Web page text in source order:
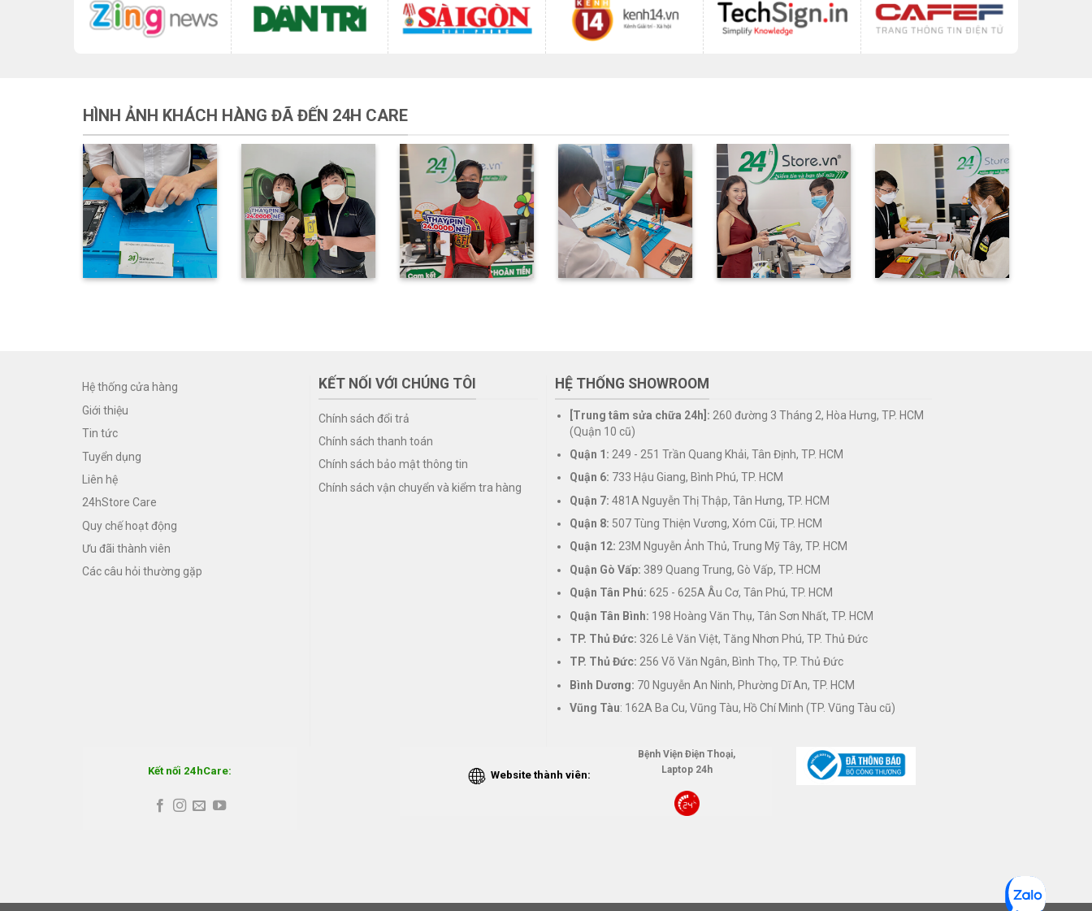
HÌNH ẢNH KHÁCH HÀNG ĐÃ ĐẾN 24H CARE
Hệ thống cửa hàng
Giới thiệu
Tin tức
Tuyển dụng
Liên hệ
24hStore Care
Quy chế hoạt động
Ưu đãi thành viên
Các câu hỏi thường gặp
KẾT NỐI VỚI CHÚNG TÔI
Chính sách đổi trả
Chính sách thanh toán
Chính sách bảo mật thông tin
Chính sách vận chuyển và kiểm tra hàng
HỆ THỐNG SHOWROOM
[Trung tâm sửa chữa 24h]: 260 đường 3 Tháng 2, Hòa Hưng, TP. HCM
(Quận 10 cũ)
Quận 1: 249 - 251 Trần Quang Khải, Tân Định, TP. HCM
Quận 6: 733 Hậu Giang, Bình Phú, TP. HCM
Quận 7: 481A Nguyễn Thị Thập, Tân Hưng, TP. HCM
Quận 8: 507 Tùng Thiện Vương, Xóm Cũi, TP. HCM
Quận 12: 23M Nguyễn Ảnh Thủ, Trung Mỹ Tây, TP. HCM
Quận Gò Vấp: 389 Quang Trung, Gò Vấp, TP. HCM
Quận Tân Phú: 625 - 625A Âu Cơ, Tân Phú, TP. HCM
Quận Tân Bình: 198 Hoàng Văn Thụ, Tân Sơn Nhất, TP. HCM
TP. Thủ Đức: 326 Lê Văn Việt, Tăng Nhơn Phú, TP. Thủ Đức
TP. Thủ Đức: 256 Võ Văn Ngân, Bình Thọ, TP. Thủ Đức
Bình Dương: 70 Nguyễn An Ninh, Phường Dĩ An, TP. HCM
Vũng Tàu: 162A Ba Cu, Vũng Tàu, Hồ Chí Minh (TP. Vũng Tàu cũ)
Kết nối 24hCare: Website thành viên:
Bệnh Viện Điện Thoại,
Laptop 24h